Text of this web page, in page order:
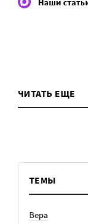
ЧИТАТЬ ЕЩЕ
ТЕМЫ
Вера